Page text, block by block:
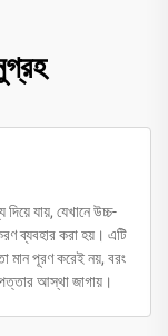
যায়, যেখানে উচ্চ-
ব্যবহার করা হয়। এটি
মান পূরণ করেই নয়, বরং
আস্থা জাগায়।